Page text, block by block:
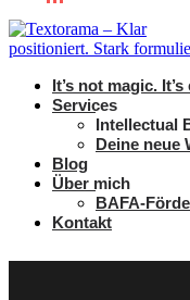
It’s not magic.
Services
Intellectual
Deine neue
Blog
Über mich
BAFA-
Kontakt